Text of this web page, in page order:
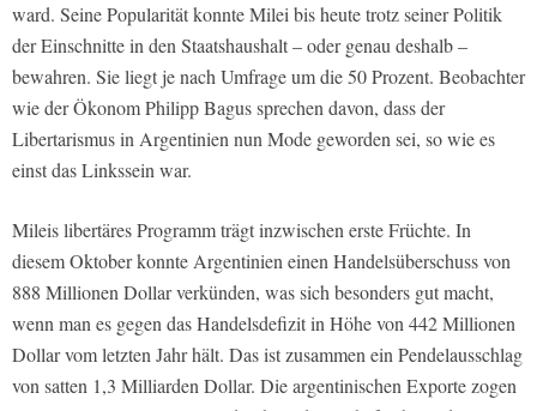
ward. Seine Popularität konnte Milei bis heute trotz seiner Politik
der Einschnitte in den Staatshaushalt – oder genau deshalb –
bewahren. Sie liegt je nach Umfrage um die 50 Prozent. Beobachter
wie der Ökonom Philipp Bagus sprechen davon, dass der
Libertarismus in Argentinien nun Mode geworden sei, so wie es
einst das Linkssein war.
Mileis libertäres Programm trägt inzwischen erste Früchte. In
diesem Oktober konnte Argentinien einen Handelsüberschuss von
888 Millionen Dollar verkünden, was sich besonders gut macht,
wenn man es gegen das Handelsdefizit in Höhe von 442 Millionen
Dollar vom letzten Jahr hält. Das ist zusammen ein Pendelausschlag
von satten 1,3 Milliarden Dollar. Die argentinischen Exporte zogen